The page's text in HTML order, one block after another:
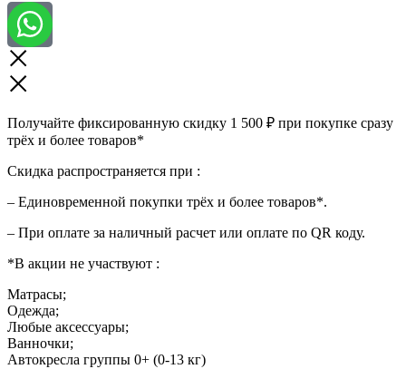
Получайте фиксированную скидку 1 500 ₽ при покупке сразу
трёх и более товаров*
Скидка распространяется при :
– Единовременной покупки трёх и более товаров*.
– При оплате за наличный расчет или оплате по QR коду.
*В акции не участвуют :
Матрасы;
Одежда;
Любые аксессуары;
Ванночки;
Автокресла группы 0+ (0-13 кг)